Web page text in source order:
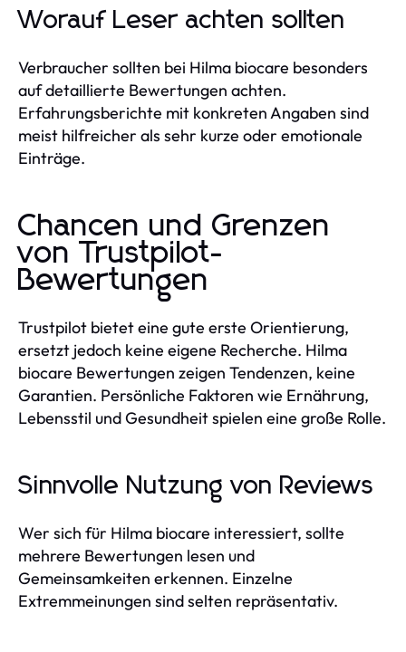
Worauf Leser achten sollten
Verbraucher sollten bei Hilma biocare besonders
auf detaillierte Bewertungen achten.
Erfahrungsberichte mit konkreten Angaben sind
meist hilfreicher als sehr kurze oder emotionale
Einträge.
Chancen und Grenzen
von Trustpilot-
Bewertungen
Trustpilot bietet eine gute erste Orientierung,
ersetzt jedoch keine eigene Recherche. Hilma
biocare Bewertungen zeigen Tendenzen, keine
Garantien. Persönliche Faktoren wie Ernährung,
Lebensstil und Gesundheit spielen eine große Rolle.
Sinnvolle Nutzung von Reviews
Wer sich für Hilma biocare interessiert, sollte
mehrere Bewertungen lesen und
Gemeinsamkeiten erkennen. Einzelne
Extremmeinungen sind selten repräsentativ.